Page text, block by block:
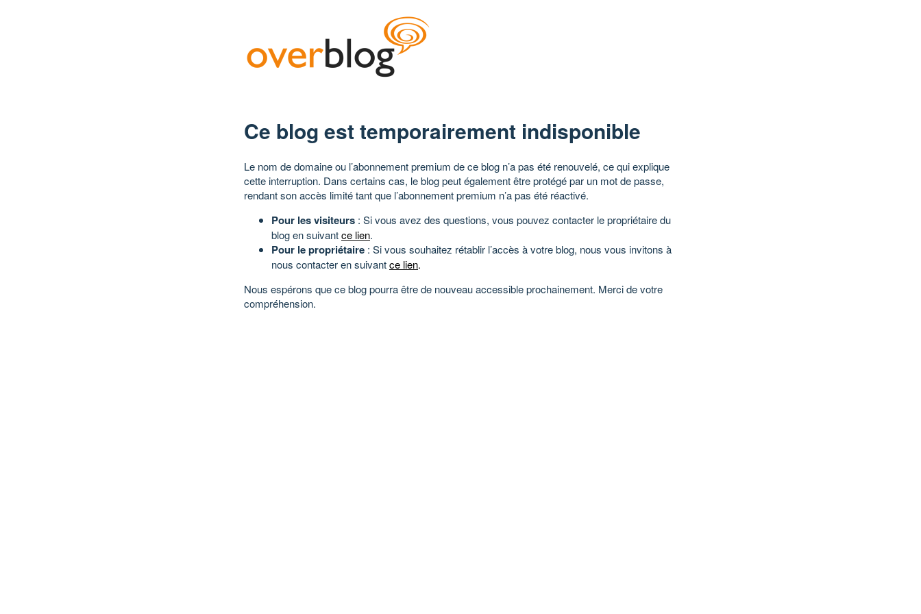
Ce blog est temporairement indisponible
Le nom de domaine ou l’abonnement premium de ce blog n’a pas été renouvelé, ce qui explique
cette interruption. Dans certains cas, le blog peut également être protégé par un mot de passe,
rendant son accès limité tant que l’abonnement premium n’a pas été réactivé.
Pour les visiteurs : Si vous avez des questions, vous pouvez contacter le propriétaire du
blog en suivantce lien.
Pour le propriétaire : Si vous souhaitez rétablir l’accès à votre blog, nous vous invitons à
nous contacter en suivantce lien.
Nous espérons que ce blog pourra être de nouveau accessible prochainement. Merci de votre
compréhension.